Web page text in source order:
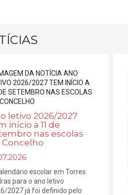
letivo 2026/2027
início a 11 de
nas escolas
Concelho
escolar em Torres
para o ano letivo
2027 já foi definido pelo